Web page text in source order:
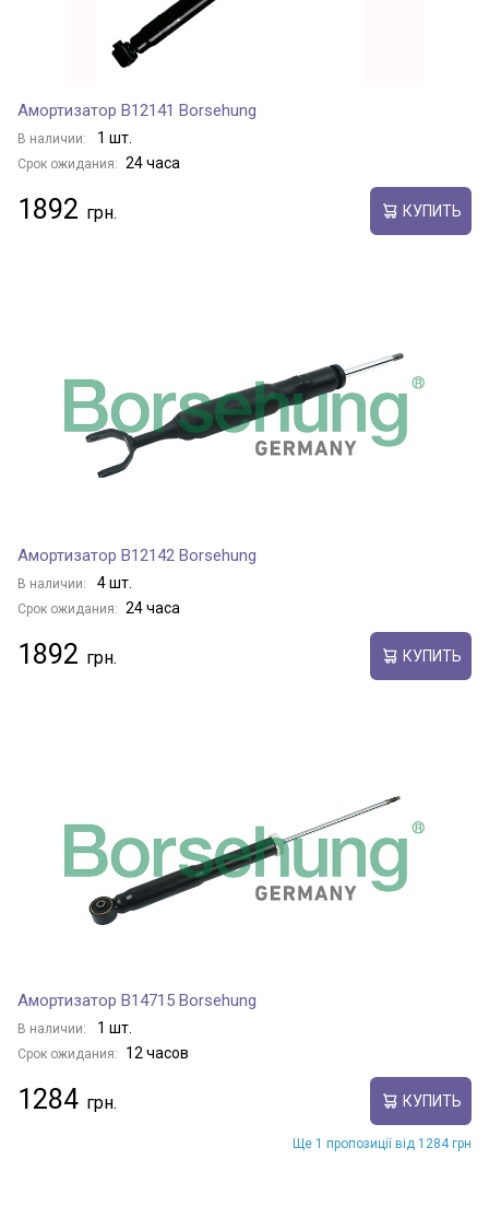
Амортизатор B12141 Borsehung
В наличии: 1 шт.
Срок ожидания: 24 часа
1892 КУПИТЬ
Амортизатор B12142 Borsehung
В наличии: 4 шт.
Срок ожидания: 24 часа
1892 КУПИТЬ
Амортизатор B14715 Borsehung
В наличии: 1 шт.
Срок ожидания: 12 часов
1284 КУПИТЬ
Ще 1 пропозиції від 1284 грн